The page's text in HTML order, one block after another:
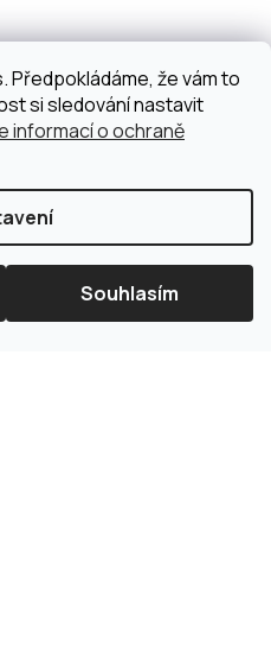
že vám to
si sledování nastavit
informací o ochraně
Souhlasím